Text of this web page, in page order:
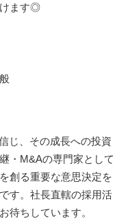
けます◎
じ、その成長への投資
・M&Aの専門家として
創る重要な意思決定を
す。社長直轄の採用活
待ちしています。